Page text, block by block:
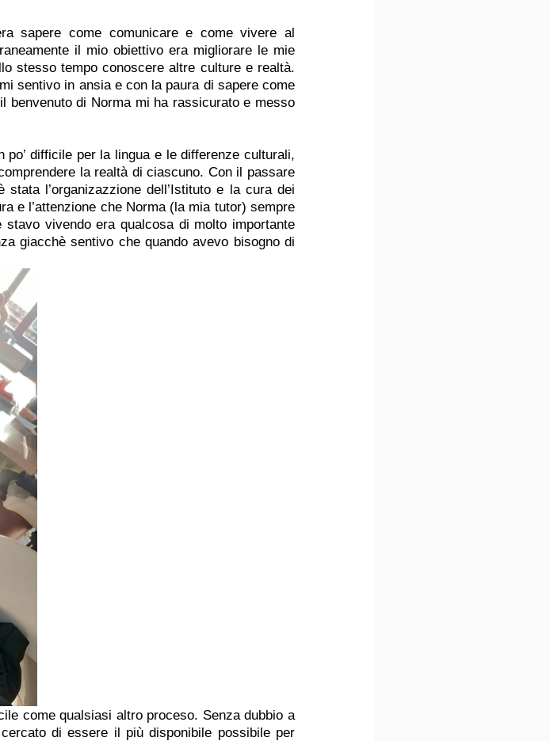
sapere come comunicare e come vivere al
il mio obiettivo era migliorare le mie
stesso tempo conoscere altre culture e realtà.
sentivo in ansia e con la paura di sapere come
di Norma mi ha rassicurato e messo
difficile per la lingua e le differenze culturali,
la realtà di ciascuno. Con il passare
l’organizazzione dell’Istituto e la cura dei
e l’attenzione che Norma (la mia tutor) sempre
vivendo era qualcosa di molto importante
giacchè sentivo che quando avevo bisogno di
come qualsiasi altro proceso. Senza dubbio a
di essere il più disponibile possibile per